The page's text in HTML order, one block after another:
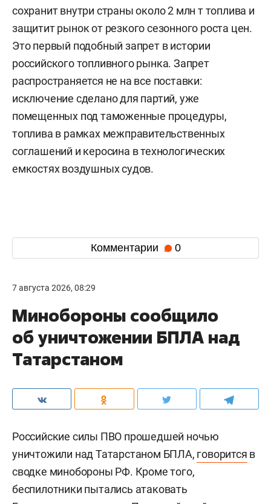
сохранит внутри страны около 2 млн т топлива и
защитит рынок от резкого сезонного роста цен.
Это первый подобный запрет в истории
российского топливного рынка. Запрет
распространяется не на все поставки:
исключение сделано для партий, уже
помещенных под таможенные процедуры,
топлива в рамках межправительственных
соглашений и керосина в технологических
емкостях воздушных судов.
Комментарии 0
7 августа 2026, 08:29
Минобороны сообщило
об уничтожении БПЛА над
Татарстаном
Российские силы ПВО прошедшей ночью
уничтожили над Татарстаном БПЛА, говорится в
сводке минобороны РФ. Кроме того,
беспилотники пытались атаковать